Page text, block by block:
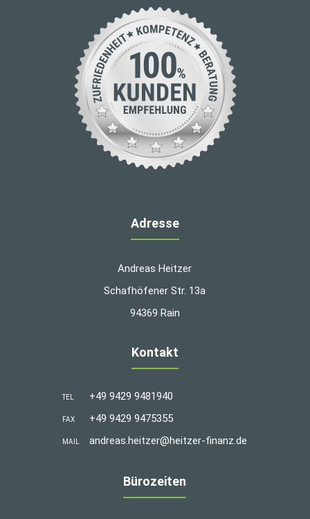
Adresse
Andreas Heitzer
Schafhöfener Str. 13a
94369 Rain
Kontakt
TEL +49 9429 9481940
FAX +49 9429 9475355
MAIL andreas.heitzer@heitzer-finanz.de
Bürozeiten